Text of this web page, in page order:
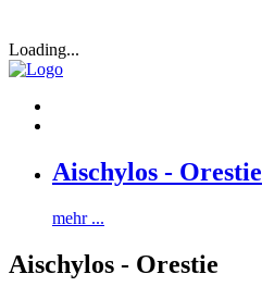
Loading...
Aischylos - Orestie
mehr ...
Aischylos - Orestie